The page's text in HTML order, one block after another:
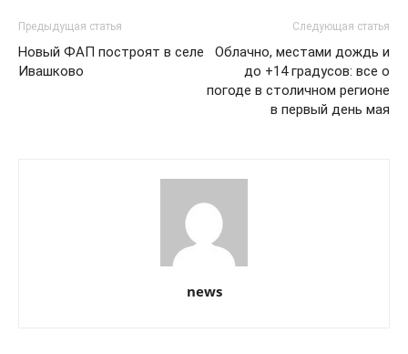
Предыдущая статья
Новый ФАП построят в селе
Ивашково
Следующая статья
Облачно, местами дождь и
до +14 градусов: все о
погоде в столичном регионе
в первый день мая
news